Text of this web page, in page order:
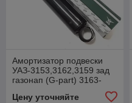
Амортизатор подвески
УАЗ-3153,3162,3159 зад
газонап (G-part) 3163-
Цену уточняйте